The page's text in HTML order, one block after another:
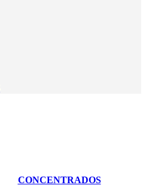
CONCENTRADOS